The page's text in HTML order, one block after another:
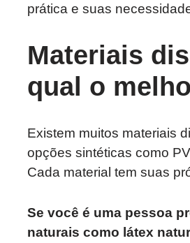
prática e suas
Materiais
qual o
Existem muitos materiais
opções sintéticas como
Cada material tem suas
Se você é uma pessoa
naturais como látex